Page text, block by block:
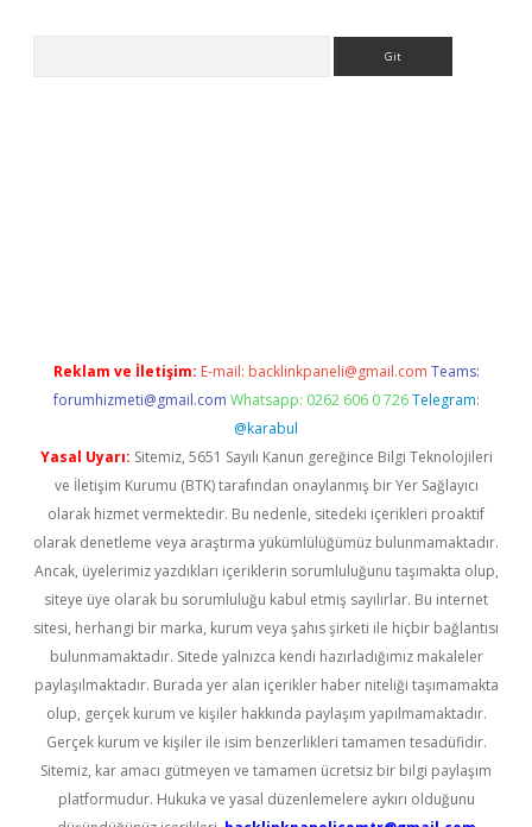
Reklam ve İletişim: E-mail: backlinkpaneli@gmail.com Teams:
forumhizmeti@gmail.com Whatsapp: 0262 606 0 726 Telegram:
@karabul
Yasal Uyarı: Sitemiz, 5651 Sayılı Kanun gereğince Bilgi Teknolojileri
ve İletişim Kurumu (BTK) tarafından onaylanmış bir Yer Sağlayıcı
olarak hizmet vermektedir. Bu nedenle, sitedeki içerikleri proaktif
olarak denetleme veya araştırma yükümlülüğümüz bulunmamaktadır.
Ancak, üyelerimiz yazdıkları içeriklerin sorumluluğunu taşımakta olup,
siteye üye olarak bu sorumluluğu kabul etmiş sayılırlar. Bu internet
sitesi, herhangi bir marka, kurum veya şahıs şirketi ile hiçbir bağlantısı
bulunmamaktadır. Sitede yalnızca kendi hazırladığımız makaleler
paylaşılmaktadır. Burada yer alan içerikler haber niteliği taşımamakta
olup, gerçek kurum ve kişiler hakkında paylaşım yapılmamaktadır.
Gerçek kurum ve kişiler ile isim benzerlikleri tamamen tesadüfidir.
Sitemiz, kar amacı gütmeyen ve tamamen ücretsiz bir bilgi paylaşım
platformudur. Hukuka ve yasal düzenlemelere aykırı olduğunu